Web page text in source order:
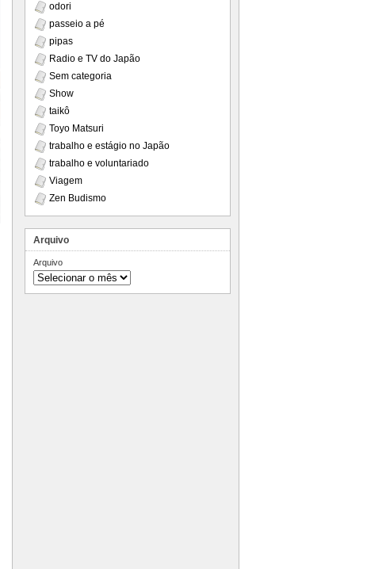
odori
passeio a pé
pipas
Radio e TV do Japão
Sem categoria
Show
taikô
Toyo Matsuri
trabalho e estágio no Japão
trabalho e voluntariado
Viagem
Zen Budismo
Arquivo
Arquivo